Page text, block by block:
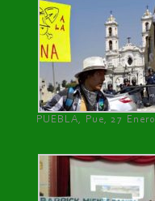
PUEBLA, Pue, 27 Enero